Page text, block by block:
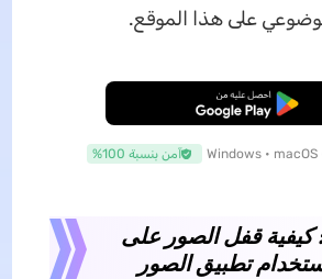
على هذا الموقع.
تنزيل مجاني
Windows • macOS آمن بنسبة 100%
2: كيفية قفل الصور على